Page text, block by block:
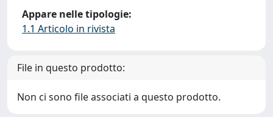
Appare nelle tipologie:
1.1 Articolo in rivista
File in questo prodotto:
Non ci sono file associati a questo prodotto.